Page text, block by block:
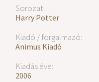
Sorozat:
Harry Potter
Kiadó / forgalmazó:
Animus Kiadó
Kiadás éve:
2006